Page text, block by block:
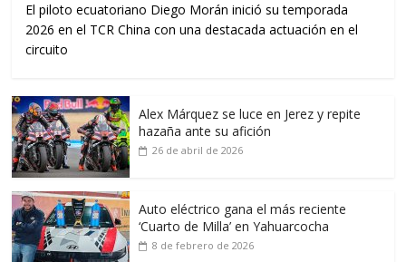
El piloto ecuatoriano Diego Morán inició su temporada
2026 en el TCR China con una destacada actuación en el
circuito
Alex Márquez se luce en Jerez y repite
hazaña ante su afición
26 de abril de 2026
Auto eléctrico gana el más reciente
‘Cuarto de Milla’ en Yahuarcocha
8 de febrero de 2026